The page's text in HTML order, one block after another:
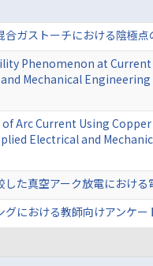
合ガストーチにおける陰
Phenomenon at
Mechanical
of Arc Current Using
Electrical and
した真空アーク放電におけ
グにおける教師向けアンケ